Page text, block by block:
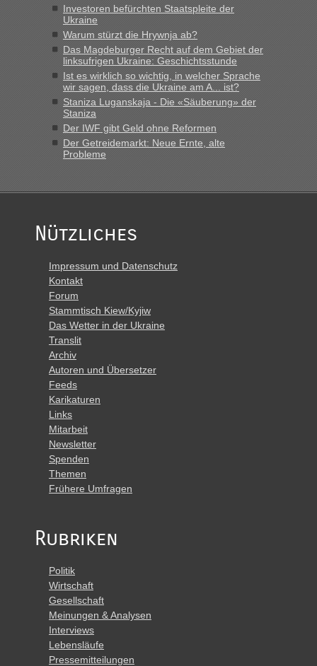
Berichte und Reisetipps • Re: An welchem
Grenzübergang zwischen Polen und der Ukraine geht es am
schnellsten?
„Derzeit, ist es überall sehr voll an den Grenzen Ukraine/
Polen. Zb. Krakovets 100 PKW ca. 10 h Wartezeit. Wollen
Montag rüber, versuchen es sehr früh.“
Investoren befürchten Staatspleite der
Ukraine
Warum stürzt die Hrywnja ab?
Das Magdeburger Recht auf dem Gebiet der
linksufrigen Ukraine: Geschichtsstunde
Ist es wirklich so wichtig, in welcher Sprache
wir sagen, dass die Ukraine am A... ist?
Staniza Luganskaja - Die «Säuberung» der
Staniza
Der IWF gibt Geld ohne Reformen
Der Getreidemarkt: Neue Ernte, alte
Probleme
Nützliches
Impressum und Datenschutz
Kontakt
Forum
Stammtisch Kiew/Kyjiw
Das Wetter in der Ukraine
Translit
Archiv
Autoren und Übersetzer
Feeds
Karikaturen
Links
Mitarbeit
Newsletter
Spenden
Themen
Frühere Umfragen
Rubriken
Politik
Wirtschaft
Gesellschaft
Meinungen & Analysen
Interviews
Lebensläufe
Pressemitteilungen